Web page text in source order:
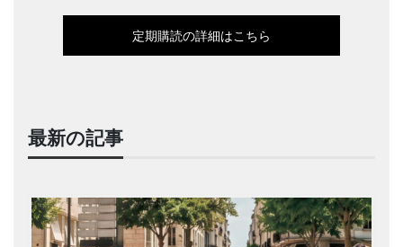
定期購読の詳細はこちら
最新の記事